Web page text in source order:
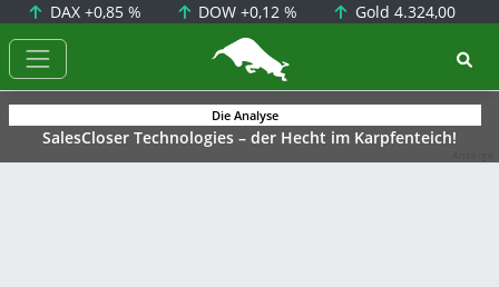
DAX +0,85 % DOW+0,12 % Gold 4.324,00
BörsenNEWS.de
Die Analyse
SalesCloser Technologies – der Hecht im Karpfenteich!